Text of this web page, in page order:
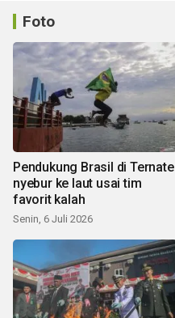
Foto
Pendukung Brasil di Ternate
nyebur ke laut usai tim
favorit kalah
Senin, 6 Juli 2026